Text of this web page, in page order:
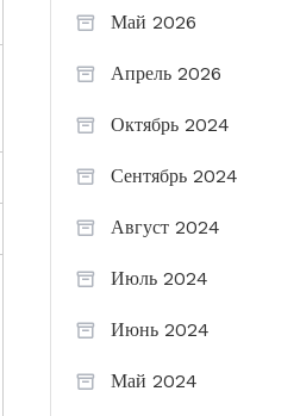
Май 2026
Апрель 2026
Октябрь 2024
Сентябрь 2024
Август 2024
Июль 2024
Июнь 2024
Май 2024